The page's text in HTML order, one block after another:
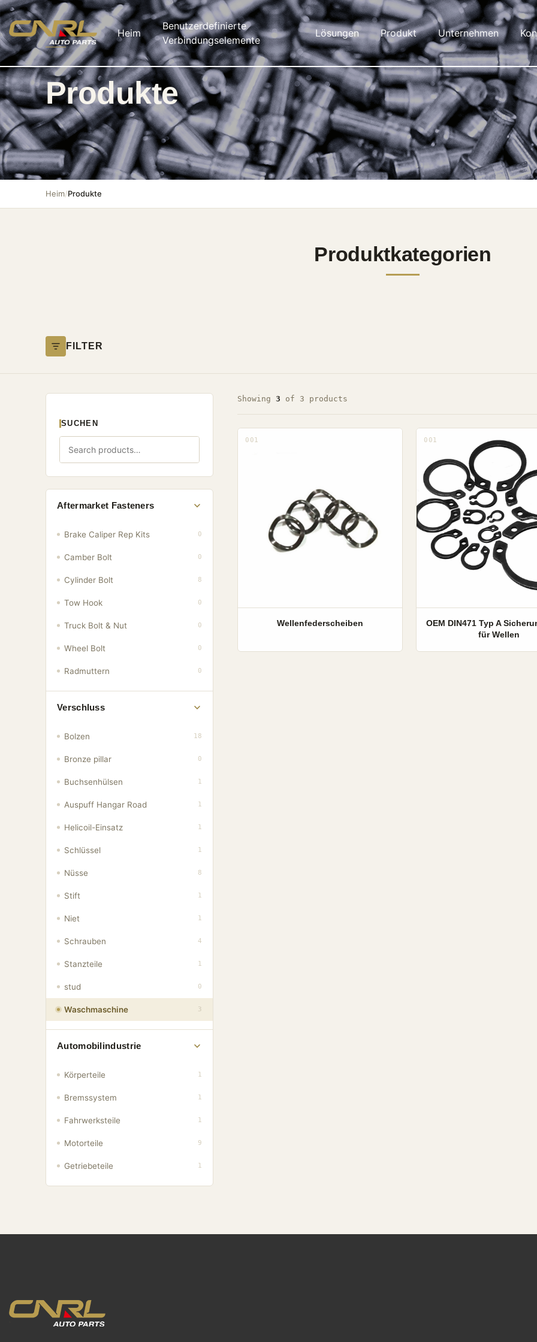
Heim
Benutzerdefinierte
Verbindungselemente
Lösungen Produkt Unternehmen
Produkte
Heim/Produkte
Produktkategorien
FILTER
SUCHEN
Aftermarket Fasteners
Brake Caliper Rep Kits 0
Camber Bolt 0
Cylinder Bolt 8
Tow Hook 0
Truck Bolt & Nut 0
Wheel Bolt 0
Radmuttern 0
Verschluss
Bolzen 18
Bronze pillar 0
Buchsenhülsen 1
Auspuff Hangar Road 1
Helicoil-Einsatz 1
Schlüssel 1
Nüsse 8
Stift 1
Niet 1
Schrauben 4
Stanzteile 1
stud 0
Waschmaschine 3
Automobilindustrie
Körperteile 1
Bremssystem 1
Fahrwerksteile 1
Motorteile 9
Getriebeteile 1
Showing 3 of 3 products
001
Wellenfederscheiben
001
OEM DIN471 Typ A
für Wellen